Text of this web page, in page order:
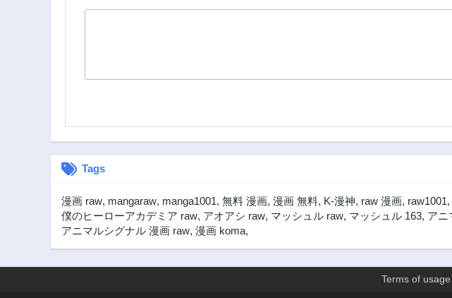
Tags
漫画 raw, mangaraw, manga1001, 無料 漫画, 漫画 無料, K-漫神, raw 漫画, raw1001,
僕のヒーローアカデミア raw, アオアシ raw, マッシュル raw, マッシュル 163, アニ
アニマルシグナル 漫画 raw, 漫画 koma,
Terms of usage